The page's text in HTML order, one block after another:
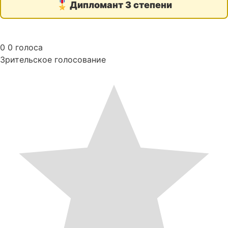
🎖️ Дипломант 3 степени
0 0 голоса
Зрительское голосование